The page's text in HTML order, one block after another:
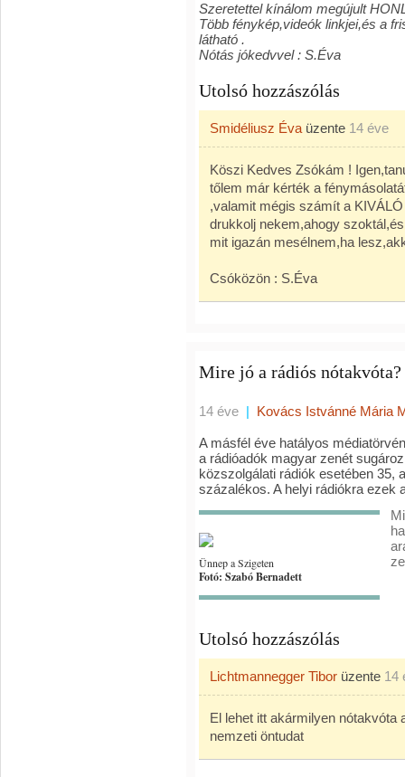
Szeretettel kínálom megújult
Több fénykép,videók linkjei,és a
látható .
Nótás jókedvvel : S.Éva
Utolsó hozzászólás
Smidéliusz Éva üzente 14 éve
Köszi Kedves Zsókám !
tőlem már kérték a
,valamit mégis számít a
drukkolj nekem,ahogy
mit igazán mesélnem,ha
Csóközön : S.Éva
Mire jó a rádiós nótakvóta?
14 éve | Kovács Istvánné Mária
A másfél éve hatályos
a rádióadók magyar zenét
közszolgálati rádiók esetében 35,
százalékos. A helyi rádiókra ezek
Ünnep a Szigeten
Fotó: Szabó Bernadett
Utolsó hozzászólás
Lichtmannegger Tibor üzente 14
El lehet itt akármilyen nótakvóta
nemzeti öntudat